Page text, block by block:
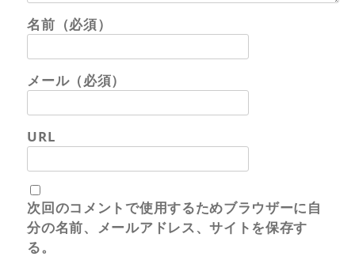
名前（必須）
メール（必須）
URL
次回のコメントで使用するためブラウザーに自
分の名前、メールアドレス、サイトを保存す
る。